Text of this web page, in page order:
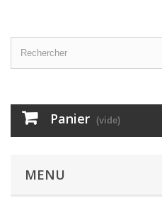
Panier (vide)
MENU